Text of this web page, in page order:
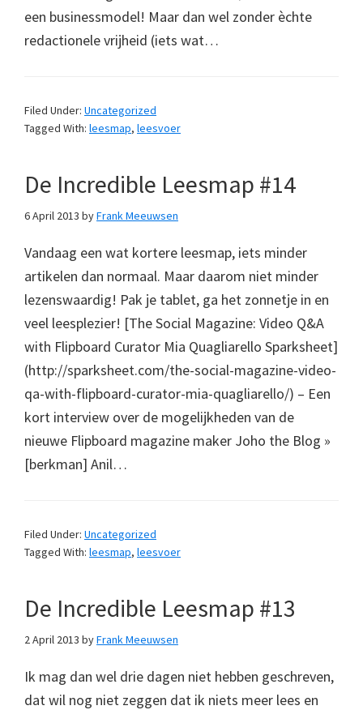
een businessmodel! Maar dan wel zonder èchte
redactionele vrijheid (iets wat…
Filed Under: Uncategorized
Tagged With: leesmap, leesvoer
De Incredible Leesmap #14
6 April 2013 byFrank Meeuwsen
Vandaag een wat kortere leesmap, iets minder
artikelen dan normaal. Maar daarom niet minder
lezenswaardig! Pak je tablet, ga het zonnetje in en
veel leesplezier! [The Social Magazine: Video Q&A
with Flipboard Curator Mia Quagliarello Sparksheet]
(http://sparksheet.com/the-social-magazine-video-
qa-with-flipboard-curator-mia-quagliarello/) – Een
kort interview over de mogelijkheden van de
nieuwe Flipboard magazine maker Joho the Blog »
[berkman] Anil…
Filed Under: Uncategorized
Tagged With: leesmap, leesvoer
De Incredible Leesmap #13
2 April 2013 byFrank Meeuwsen
Ik mag dan wel drie dagen niet hebben geschreven,
dat wil nog niet zeggen dat ik niets meer lees en